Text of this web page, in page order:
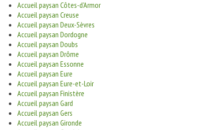
Accueil paysan Côtes-d’Armor
Accueil paysan Creuse
Accueil paysan Deux-Sèvres
Accueil paysan Dordogne
Accueil paysan Doubs
Accueil paysan Drôme
Accueil paysan Essonne
Accueil paysan Eure
Accueil paysan Eure-et-Loir
Accueil paysan Finistère
Accueil paysan Gard
Accueil paysan Gers
Accueil paysan Gironde